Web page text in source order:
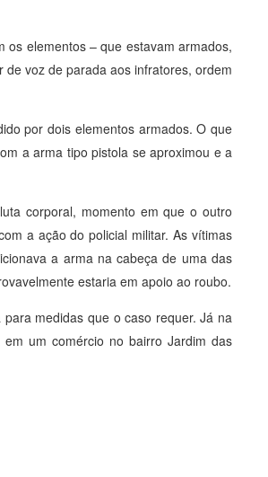
elementos – que estavam armados,
voz de parada aos infratores, ordem
por dois elementos armados. O que
a arma tipo pistola se aproximou e a
corporal, momento em que o outro
a ação do policial militar. As vítimas
a arma na cabeça de uma das
estaria em apoio ao roubo.
medidas que o caso requer. Já na
um comércio no bairro Jardim das